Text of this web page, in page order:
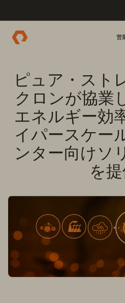
営
ピュア・スト
クロンが協業
エネルギー効
イパースケー
ンター向けソ
を